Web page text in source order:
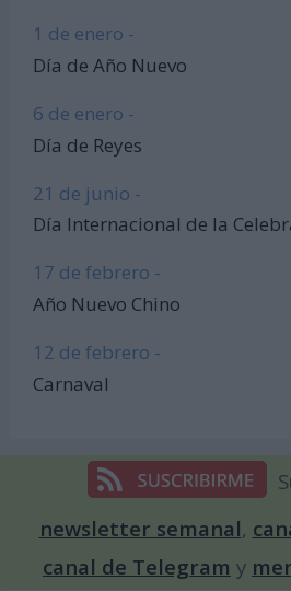
1 de enero -
Día de Año Nuevo
6 de enero -
Día de Reyes
21 de junio -
Día Internacional de la
17 de febrero -
Año Nuevo Chino
12 de febrero -
Carnaval
Articulos de Interés
newsletter semanal,
canal de Telegram y